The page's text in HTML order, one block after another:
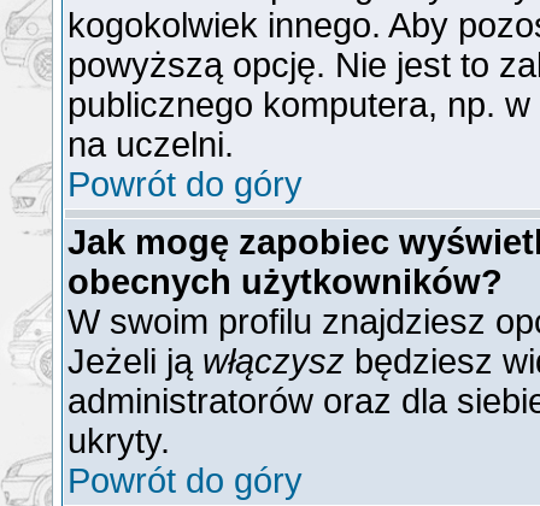
kogokolwiek innego. Aby
powyższą opcję. Nie jest to
publicznego komputera, np.
na uczelni.
Powrót do góry
Jak mogę zapobiec
obecnych użytkowników?
W swoim profilu znajdziesz
Jeżeli ją włączysz będziesz
administratorów oraz dla
ukryty.
Powrót do góry